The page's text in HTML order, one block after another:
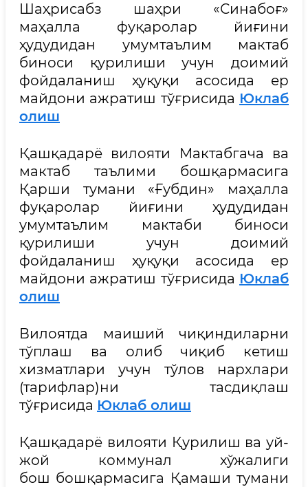
Шаҳрисабз шаҳри «Синабоғ»
маҳалла фуқаролар йиғини
ҳудудидан умумтаълим мактаб
биноси қурилиши учун доимий
фойдаланиш ҳуқуқи асосида ер
майдони ажратиш тўғрисида Юклаб
олиш
Қашқадарё вилояти Мактабгача ва
мактаб таълими бошқармасига
Қарши тумани «Ғубдин» маҳалла
фуқаролар йиғини ҳудудидан
умумтаълим мактаби биноси
қурилиши учун доимий
фойдаланиш ҳуқуқи асосида ер
майдони ажратиш тўғрисида Юклаб
олиш
Вилоятда маиший чиқиндиларни
тўплаш ва олиб чиқиб кетиш
хизматлари учун тўлов нархлари
(тарифлар)ни тасдиқлаш
тўғрисида Юклаб олиш
Қашқадарё вилояти Қурилиш ва уй-
жой коммунал хўжалиги
бош бошқармасига Қамаши тумани